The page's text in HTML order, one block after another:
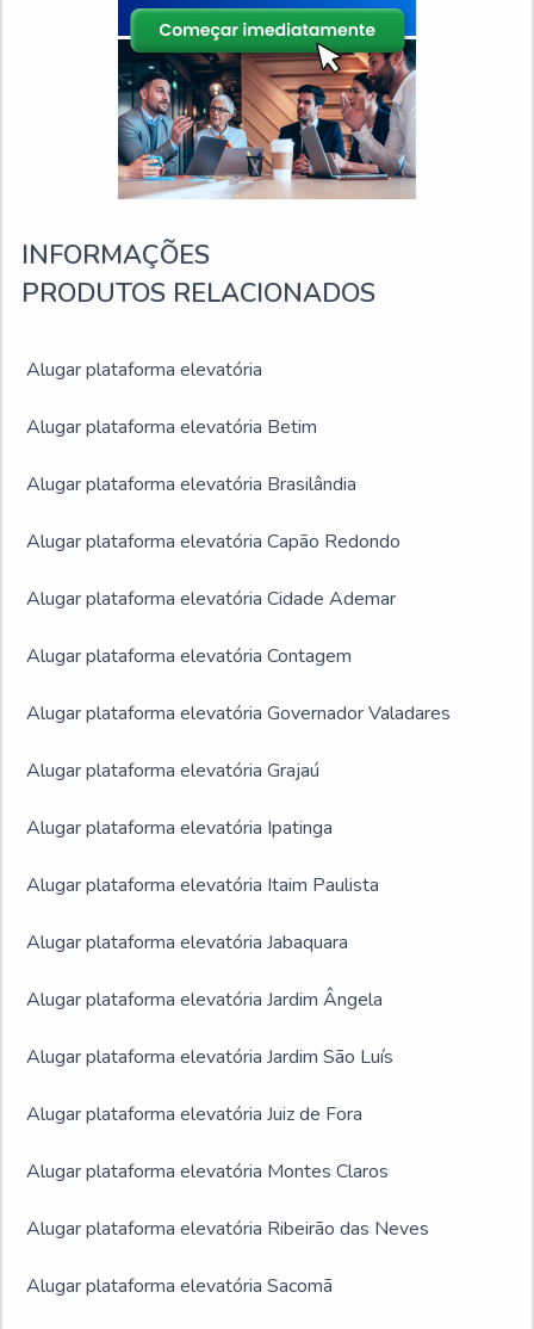
INFORMAÇÕES
PRODUTOS RELACIONADOS
Alugar plataforma elevatória
Alugar plataforma elevatória Betim
Alugar plataforma elevatória Brasilândia
Alugar plataforma elevatória Capão Redondo
Alugar plataforma elevatória Cidade Ademar
Alugar plataforma elevatória Contagem
Alugar plataforma elevatória Governador Valadares
Alugar plataforma elevatória Grajaú
Alugar plataforma elevatória Ipatinga
Alugar plataforma elevatória Itaim Paulista
Alugar plataforma elevatória Jabaquara
Alugar plataforma elevatória Jardim Ângela
Alugar plataforma elevatória Jardim São Luís
Alugar plataforma elevatória Juiz de Fora
Alugar plataforma elevatória Montes Claros
Alugar plataforma elevatória Ribeirão das Neves
Alugar plataforma elevatória Sacomã